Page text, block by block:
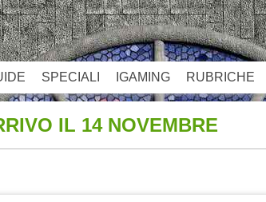
SPECIALI IGAMING RUBRICHE
IL 14 NOVEMBRE